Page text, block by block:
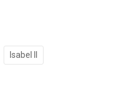
Isabel II